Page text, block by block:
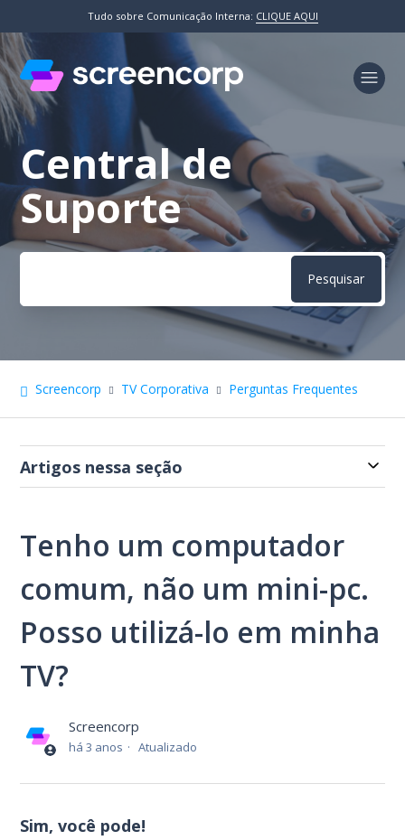
Tudo sobre Comunicação Interna: CLIQUE AQUI
Pesquisa
Central de
Suporte
Screencorp TV Corporativa Perguntas Frequentes
Artigos nessa seção
Tenho um computador
comum, não um mini-pc.
Posso utilizá-lo em minha
TV?
Screencorp
há 3 anos Atualizado
Sim, você pode!